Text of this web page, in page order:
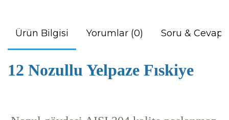
Ürün Bilgisi Yorumlar (0) Soru & Cevap
12 Nozullu Yelpaze Fıskiye